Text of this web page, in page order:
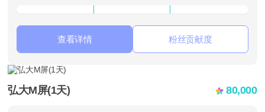
查看详情 粉丝贡献度
弘大M屏(1天) 80,000